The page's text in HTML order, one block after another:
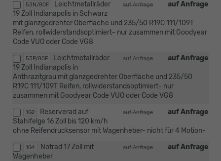
53N/80F auf Anfrage
auf Anfrage
Leichtmetallräder
19 Zoll Indianapolis in Schwarz
mit glanzgedrehter Oberfläche und 235/50 R19C 111/109T
Reifen, rollwiderstandsoptimiert- nur zusammen mit Goodyear
Code VUO oder Code VG8
53P/80F auf Anfrage
auf Anfrage
Leichtmetallräder
19 Zoll Indianapolis in
Anthrazitgrau mit glanzgedrehter Oberfläche und 235/50
R19C 111/109T Reifen, rollwiderstandsoptimiert- nur
zusammen mit Goodyear Code VUO oder Code VG8
1G2 auf Anfrage
auf Anfrage
Reserverad auf
Stahlfelge 16 Zoll bis 120 km/h
ohne Reifendrucksensor mit Wagenheber- nicht für 4 Motion-
1G4 auf Anfrage
auf Anfrage
Notrad 17 Zoll mit
Wagenheber